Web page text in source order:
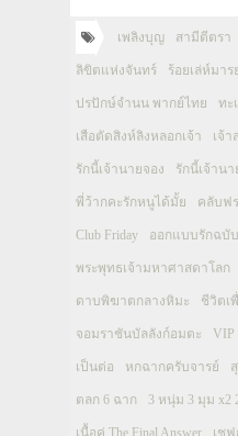
เพลิงบุญ สามีตีตรา
ลิขิตแห่งจันทร์ ร้อยเล่ห์มาร
ปรปักษ์จำนน พากย์ไทย ทะ
เสือตัดสิงห์ลิงหลอกเจ้า เจ้
รักนี้เจ้านายจอง รักนี้เจ้านา
พี่ว้ากคะรักหนูได้มั้ย คลับฟ
Club Friday ออกแบบรักฉบั
พระพุทธเจ้ามหาศาสดาโลก
ดาบพิฆาตกลางหิมะ ชีวิตเ
จอมราชันบัลลังก์อมตะ VIP
เป็นต่อ หกฉากครับจารย์
ตลก 6 ฉาก 3 หนุ่ม 3 มุม x2
เนื้อคู่ The Final Answer เชฟ